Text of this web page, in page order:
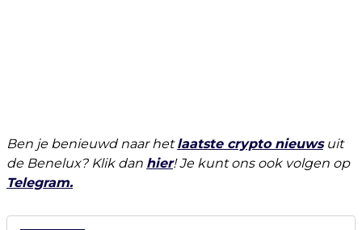
Ben je benieuwd naar hetlaatste crypto nieuwsuit
de Benelux? Klik dan hier! Je kunt ons ook volgen op
Telegram.